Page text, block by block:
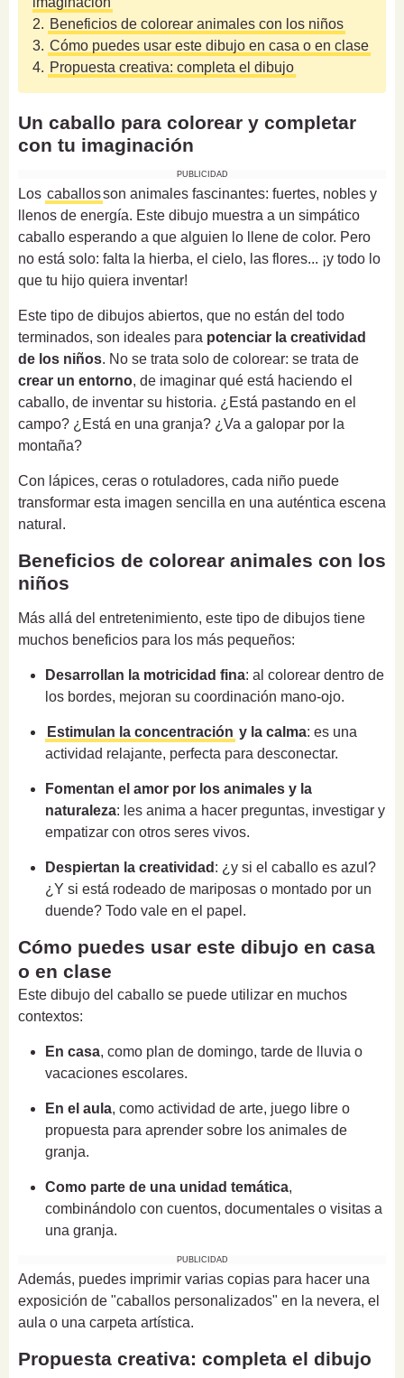
2. Beneficios de colorear animales con los niños
3. Cómo puedes usar este dibujo en casa o en clase
4. Propuesta creativa: completa el dibujo
Un caballo para colorear y completar
con tu imaginación
PUBLICIDAD
Los caballosson animales fascinantes: fuertes, nobles y
llenos de energía. Este dibujo muestra a un simpático
caballo esperando a que alguien lo llene de color. Pero
no está solo: falta la hierba, el cielo, las flores... ¡y todo lo
que tu hijo quiera inventar!
Este tipo de dibujos abiertos, que no están del todo
terminados, son ideales para potenciar la creatividad
de los niños. No se trata solo de colorear: se trata de
crear un entorno, de imaginar qué está haciendo el
caballo, de inventar su historia. ¿Está pastando en el
campo? ¿Está en una granja? ¿Va a galopar por la
montaña?
Con lápices, ceras o rotuladores, cada niño puede
transformar esta imagen sencilla en una auténtica escena
natural.
Beneficios de colorear animales con los
niños
Más allá del entretenimiento, este tipo de dibujos tiene
muchos beneficios para los más pequeños:
Desarrollan la motricidad fina: al colorear dentro de
los bordes, mejoran su coordinación mano-ojo.
Estimulan la concentración y la calma: es una
actividad relajante, perfecta para desconectar.
Fomentan el amor por los animales y la
naturaleza: les anima a hacer preguntas, investigar y
empatizar con otros seres vivos.
Despiertan la creatividad : ¿y si el caballo es azul?
¿Y si está rodeado de mariposas o montado por un
duende? Todo vale en el papel.
Cómo puedes usar este dibujo en casa
o en clase
Este dibujo del caballo se puede utilizar en muchos
contextos:
En casa, como plan de domingo, tarde de lluvia o
vacaciones escolares.
En el aula, como actividad de arte, juego libre o
propuesta para aprender sobre los animales de
granja.
Como parte de una unidad temática,
combinándolo con cuentos, documentales o visitas a
una granja.
PUBLICIDAD
Además, puedes imprimir varias copias para hacer una
exposición de "caballos personalizados" en la nevera, el
aula o una carpeta artística.
Propuesta creativa: completa el dibujo